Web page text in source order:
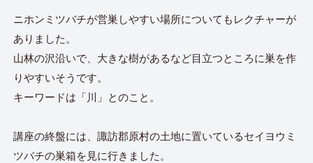
ニホンミツバチが営巣しやすい場所についてもレクチャーが
ありました。
山林の沢沿いで、大きな樹があるなど目立つところに巣を作
りやすいそうです。
キーワードは「川」とのこと。
講座の終盤には、諏訪郡原村の土地に置いているセイヨウミ
ツバチの巣箱を見に行きました。